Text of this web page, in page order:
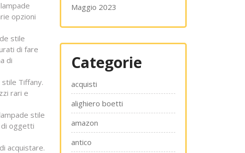
opzioni
stile
di fare
di
Tiffany.
rari e
stile
di oggetti
acquistare.
Maggio 2023
Categorie
acquisti
alighiero boetti
amazon
antico